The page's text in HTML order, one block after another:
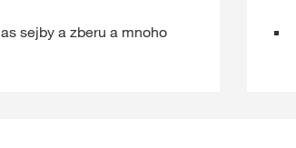
sejby a zberu a mnoho